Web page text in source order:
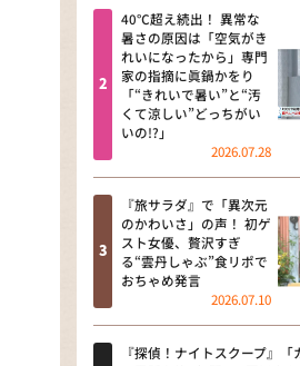
news おかえり
河合＆A.B.C-Z
「なんでやねん！
かえり）
DAIGOも台所 ～
にする？～
本日はダイアンな
朝だ！生です旅
教えて！ニュー
ミカタ
40℃超え続出！ 異常な
暑さの原因は「空気がき
れいになったから」専門
家の指摘に眞鍋かをり
「“きれいで暑い”と“汚
くて涼しい”どっちがい
いの!?」
2026.07.28
『旅サラダ』で「異次元
のかわいさ」の声！ 初ゲ
スト女優、贅沢すぎ
る“雲丹しゃぶ”食リポで
おちゃめ発言
2026.07.10
『探偵！ナイトスクープ』